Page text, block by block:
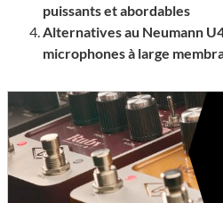
puissants et abordables
Alternatives au Neumann
microphones à large